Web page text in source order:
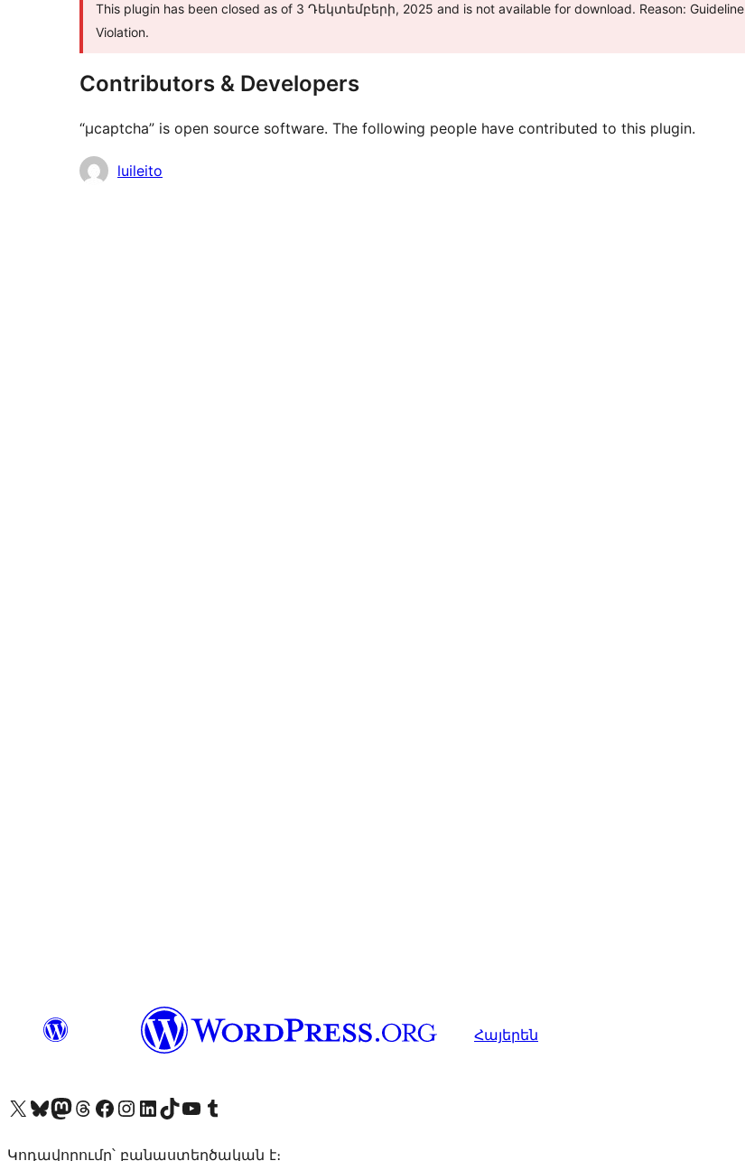
This plugin has been closed as of 3 Դեկտեմբերի, 2025 and is not available for download. Reason: Guideline
Violation.
Contributors & Developers
“μcaptcha” is open source software. The following people have contributed to this plugin.
Contributors
luileito
Հայերեն
Visit our X (formerly Twitter) account
Visit our Bluesky account
Visit our Mastodon account
Visit our Threads account
Visit our Facebook page
Visit our Instagram account
Visit our LinkedIn account
Visit our TikTok account
Visit our YouTube channel
Visit our Tumblr account
Կոդավորումը՝ բանաստեղծական է։